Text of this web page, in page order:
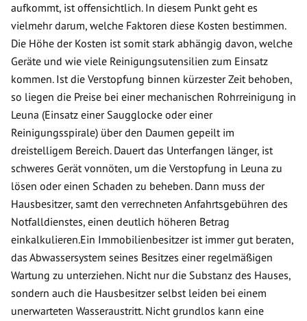
aufkommt, ist offensichtlich. In diesem Punkt geht es
vielmehr darum, welche Faktoren diese Kosten bestimmen.
Die Höhe der Kosten ist somit stark abhängig davon, welche
Geräte und wie viele Reinigungsutensilien zum Einsatz
kommen. Ist die Verstopfung binnen kürzester Zeit behoben,
so liegen die Preise bei einer mechanischen Rohrreinigung in
Leuna (Einsatz einer Saugglocke oder einer
Reinigungsspirale) über den Daumen gepeilt im
dreistelligem Bereich. Dauert das Unterfangen länger, ist
schweres Gerät vonnöten, um die Verstopfung in Leuna zu
lösen oder einen Schaden zu beheben. Dann muss der
Hausbesitzer, samt den verrechneten Anfahrtsgebühren des
Notfalldienstes, einen deutlich höheren Betrag
einkalkulieren.Ein Immobilienbesitzer ist immer gut beraten,
das Abwassersystem seines Besitzes einer regelmäßigen
Wartung zu unterziehen. Nicht nur die Substanz des Hauses,
sondern auch die Hausbesitzer selbst leiden bei einem
unerwarteten Wasseraustritt. Nicht grundlos kann eine